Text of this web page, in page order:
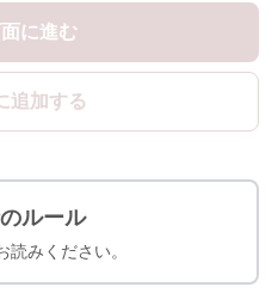
に進む
追加する
ルール
読みください。